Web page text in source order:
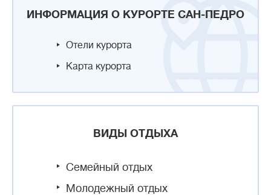
ИНФОРМАЦИЯ О КУРОРТЕ САН-ПЕДРО
Отели курорта
Карта курорта
ВИДЫ ОТДЫХА
Семейный отдых
Молодежный отдых